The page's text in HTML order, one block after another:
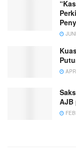
AJB